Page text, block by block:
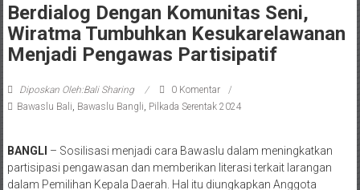
Berdialog Dengan Komunitas Seni,
Wiratma Tumbuhkan Kesukarelawanan
Menjadi Pengawas Partisipatif
Diposkan Oleh:Bali Sharing
0 Komentar
Bawaslu Bali Bawaslu Bangli Pilkada Serentak 2024
BANGLI – Sosilisasi menjadi cara Bawaslu dalam meningkatkan
partisipasi pengawasan dan memberikan literasi terkait larangan
dalam Pemilihan Kepala Daerah. Hal itu diungkapkan Anggota